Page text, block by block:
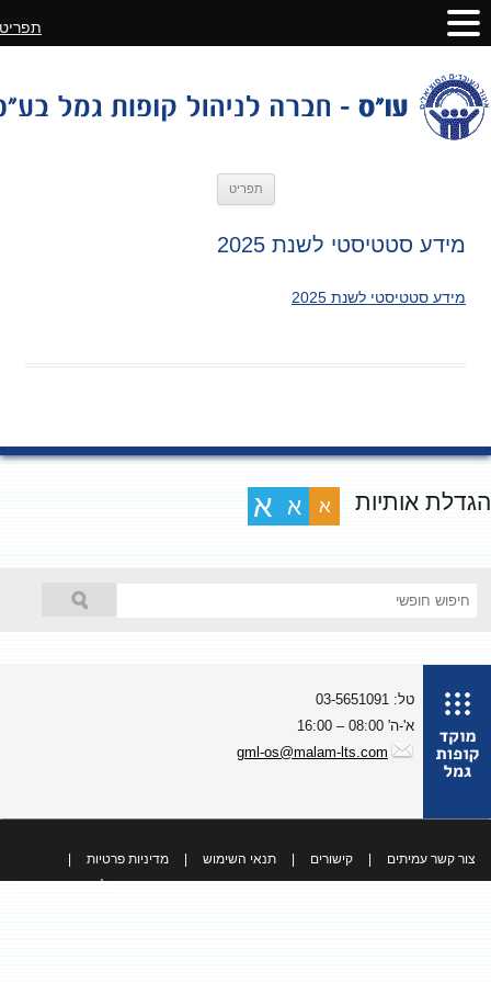
תפריט
מידע סטטיסטי לשנת 2025
מידע סטטיסטי לשנת 2025
אותיות א א א
טל: 03-5651091
א'-ה' 08:00 – 16:00
gml-os@malam-lts.com
צור קשר עמיתים קישורים תנאי השימוש מדיניות פרטיות
כל הזכויות שמורות
תפריט